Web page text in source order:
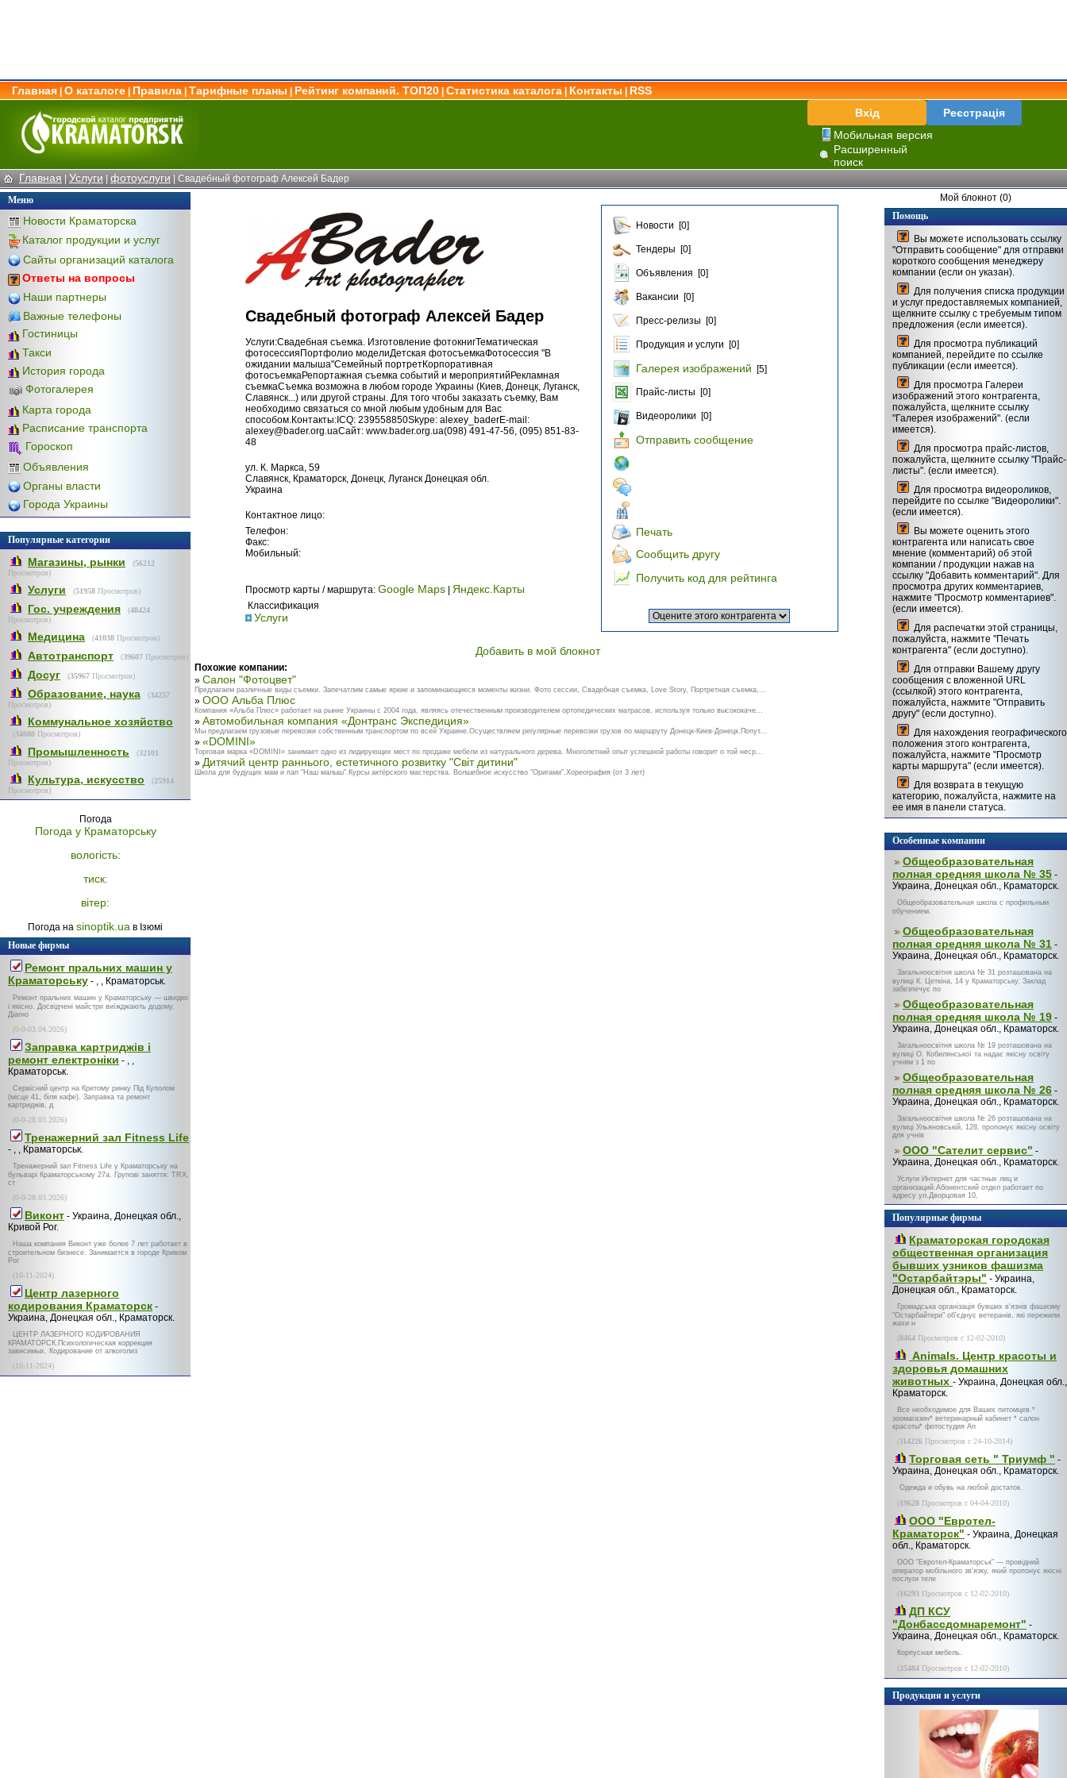
Главная О каталоге Правила Тарифные планы Рейтинг компаний. ТОП20 Статистика каталога Контакты
RSS
Вхід
Реєстрація
Мобильная версия
Расширенный
поиск
Главная | Услуги | фотоуслуги | Свадебный фотограф Алексей Бадер
Меню
Новости Краматорска
Каталог продукции и услуг
Сайты организаций каталога
Ответы на вопросы
Наши партнеры
Важные телефоны
Гостиницы
Такси
История города
Фотогалерея
Карта города
Расписание транспорта
Гороскоп
Объявления
Органы власти
Города Украины
Популярные категории
Магазины, рынки (56212
Просмотров)
Услуги (51958 Просмотров)
Гос. учреждения (48424
Просмотров)
Медицина (41038 Просмотров)
Автотранспорт (39607 Просмотров)
Досуг (35967 Просмотров)
Образование, наука (34257
Просмотров)
Коммунальное хозяйство
(34080 Просмотров)
Промышленность (32101
Просмотров)
Культура, искусство (25914
Просмотров)
Погода
Погода у Краматорську
вологість:
тиск:
вітер:
Погода на sinoptik.ua в Ізюмі
Новые фирмы
Ремонт пральних машин у
Краматорську - , , Краматорськ.
Ремонт пральних машин у Краматорську — швидко
і якісно. Досвідчені майстри виїжджають додому.
Діагно
(0-0-03.04.2026)
Заправка картриджів і
ремонт електроніки - , ,
Краматорськ.
Сервісний центр на Критому ринку Під Куполом
(місце 41, біля кафе). Заправка та ремонт
картриджів, д
(0-0-28.03.2026)
Тренажерний зал Fitness Life
- , , Краматорськ.
Тренажерний зал Fitness Life у Краматорську на
бульварі Краматорському 27а. Групові заняття: TRX,
ст
(0-0-28.03.2026)
Виконт - Украина, Донецкая обл.,
Кривой Рог.
Наша компания Виконт уже более 7 лет работает в
строительном бизнесе. Занимается в городе Кривом
Рог
(10-11-2024)
Центр лазерного
кодирования Краматорск -
Украина, Донецкая обл., Краматорск.
ЦЕНТР ЛАЗЕРНОГО КОДИРОВАНИЯ
КРАМАТОРСК.Психологическая коррекция
зависимых. Кодирование от алкоголиз
(10-11-2024)
Свадебный фотограф Алексей Бадер
Услуги:Свадебная съемка. Изготовление фотокнигТематическая
фотосессияПортфолио моделиДетская фотосъемкаФотосессия "В
ожидании малыша"Семейный портретКорпоративная
фотосъемкаРепортажная съемка событий и мероприятийРекламная
съемкаСъемка возможна в любом городе Украины (Киев, Донецк, Луганск,
Славянск...) или другой страны. Для того чтобы заказать съемку, Вам
необходимо связаться со мной любым удобным для Вас
способом.Контакты:ICQ: 239558850Skype: alexey_baderE-mail:
alexey@bader.org.uaСайт: www.bader.org.ua(098) 491-47-56, (095) 851-83-
48
ул. К. Маркса, 59
Славянск, Краматорск, Донецк, Луганск Донецкая обл.
Украина
Контактное лицо:
Телефон:
Факс:
Мобильный:
Просмотр карты / маршрута: Google Maps| Яндекс.Карты
Классификация
Услуги
Новости [0]
Тендеры [0]
Объявления [0]
Вакансии [0]
Пресс-релизы [0]
Продукция и услуги [0]
Галерея изображений [5]
Прайс-листы [0]
Видеоролики [0]
Отправить сообщение
Печать
Сообщить другу
Получить код для рейтинга
Добавить в мой блокнот
Похожие компании:
» Салон "Фотоцвет"
Предлагаем различные виды съемки. Запечатлим самые яркие и запоминающиеся моменты жизни. Фото сессии, Свадебная съемка, Love Story, Портретная съемка,...
» ООО Альба Плюс
Компания «Альба Плюс» работает на рынке Украины с 2004 года, являясь отечественным производителем ортопедических матрасов, используя только высококаче...
» Автомобильная компания «Донтранс Экспедиция»
Мы предлагаем грузовые перевозки собственным транспортом по всей Украине.Осуществляем регулярные перевозки грузов по маршруту Донецк-Киев-Донецк.Попут...
» «DOMINI»
Торговая марка «DOMINI» занимает одно из лидирующих мест по продаже мебели из натурального дерева. Многолетний опыт успешной работы говорит о той неср...
» Дитячий центр раннього, естетичного розвитку "Світ дитини"
Школа для будущих мам и пап "Наш малыш".Курсы актёрского мастерства. Волшебное искусство "Оригами".Хореография (от 3 лет)
Мой блокнот (0)
Помощь
Вы можете использовать ссылку
"Отправить сообщение" для отправки
короткого сообщения менеджеру
компании (если он указан).
Для получения списка продукции
и услуг предоставляемых компанией,
щелкните ссылку с требуемым типом
предложения (если имеется).
Для просмотра публикаций
компанией, перейдите по ссылке
публикации (если имеется).
Для просмотра Галереи
изображений этого контрагента,
пожалуйста, щелкните ссылку
"Галерея изображений". (если
имеется).
Для просмотра прайс-листов,
пожалуйста, щелкните ссылку "Прайс-
листы". (если имеется).
Для просмотра видеороликов,
перейдите по ссылке "Видеоролики".
(если имеется).
Вы можете оценить этого
контрагента или написать свое
мнение (комментарий) об этой
компании / продукции нажав на
ссылку "Добавить комментарий". Для
просмотра других комментариев,
нажмите "Просмотр комментариев".
(если имеется).
Для распечатки этой страницы,
пожалуйста, нажмите "Печать
контрагента" (если доступно).
Для отправки Вашему другу
сообщения с вложенной URL
(ссылкой) этого контрагента,
пожалуйста, нажмите "Отправить
другу" (если доступно).
Для нахождения географического
положения этого контрагента,
пожалуйста, нажмите "Просмотр
карты маршрута" (если имеется).
Для возврата в текущую
категорию, пожалуйста, нажмите на
ее имя в панели статуса.
Особенные компании
Общеобразовательная
полная средняя школа № 35 -
Украина, Донецкая обл., Краматорск.
Общеобразовательная школа с профильным
обучением.
Общеобразовательная
полная средняя школа № 31 -
Украина, Донецкая обл., Краматорск.
Загальноосвітня школа № 31 розташована на
вулиці К. Цеткіна, 14 у Краматорську. Заклад
забезпечує по
Общеобразовательная
полная средняя школа № 19 -
Украина, Донецкая обл., Краматорск.
Загальноосвітня школа № 19 розташована на
вулиці О. Кобилянської та надає якісну освіту
учням з 1 по
Общеобразовательная
полная средняя школа № 26 -
Украина, Донецкая обл., Краматорск.
Загальноосвітня школа № 26 розташована на
вулиці Ульяновській, 128, пропонує якісну освіту
для учнів
ООО "Сателит сервис" -
Украина, Донецкая обл., Краматорск.
Услуги Интернет для частных лиц и
организаций.Абонентский отдел работает по
адресу ул.Дворцовая 10,
Популярные фирмы
Краматорская городская
общественная организация
бывших узников фашизма
"Остарбайтэры" - Украина,
Донецкая обл., Краматорск.
Громадська організація бувших в'язнів фашизму
"Остарбайтери" об'єднує ветеранів, які пережили
жахи н
(8464 Просмотров с 12-02-2010)
Animals. Центр красоты и
здоровья домашних
животных - Украина, Донецкая обл.,
Краматорск.
Все необходимое для Ваших питомцев.*
зоомагазин* ветеринарный кабинет * салон
красоты* фотостудия An
(114226 Просмотров с 24-10-2014)
Торговая сеть " Триумф " -
Украина, Донецкая обл., Краматорск.
Одежда и обувь на любой достаток.
(19628 Просмотров с 04-04-2010)
ООО "Евротел-
Краматорск" - Украина, Донецкая
обл., Краматорск.
ООО "Евротел-Краматорськ" — провідний
оператор мобільного зв'язку, який пропонує якісні
послуги теле
(16293 Просмотров с 12-02-2010)
ДП КСУ
"Донбассдомнаремонт" -
Украина, Донецкая обл., Краматорск.
Корпусная мебель.
(25484 Просмотров с 12-02-2010)
Продукция и услуги